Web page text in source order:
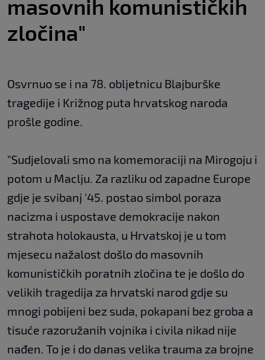
masovnih komunističkih
zločina"
Osvrnuo se i na 78. obljetnicu Blajburške
tragedije i Križnog puta hrvatskog naroda
prošle godine.
"Sudjelovali smo na komemoraciji na Mirogoju i
potom u Maclju. Za razliku od zapadne Europe
gdje je svibanj '45. postao simbol poraza
nacizma i uspostave demokracije nakon
strahota holokausta, u Hrvatskoj je u tom
mjesecu nažalost došlo do masovnih
komunističkih poratnih zločina te je došlo do
velikih tragedija za hrvatski narod gdje su
mnogi pobijeni bez suda, pokapani bez groba a
tisuće razoružanih vojnika i civila nikad nije
nađen. To je i do danas velika trauma za brojne